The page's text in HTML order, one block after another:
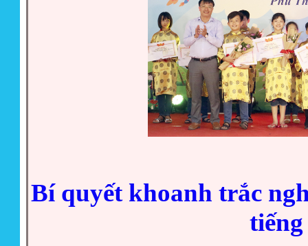
Bí quyết khoanh trắc